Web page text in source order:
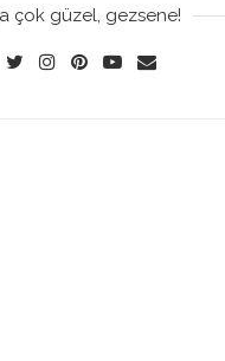
çok güzel, gezsene!